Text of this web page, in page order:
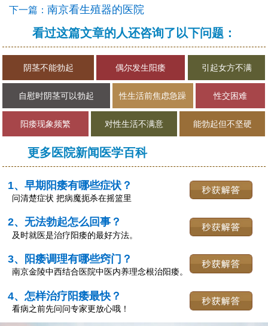
下一篇： 南京看生殖器的医院
看过这篇文章的人还咨询了以下问题：
阴茎不能勃起 偶尔发生阳痿 引起女方不满
自慰时阴茎可以勃起 性生活前焦虑急躁 性交困难
阳痿现象频繁 对性生活不满意 能勃起但不坚硬
更多医院新闻医学百科
1、早期阳痿有哪些症状？
问清楚症状 把病魔扼杀在摇篮里
2、无法勃起怎么回事？
及时就医是治疗阳痿的最好方法。
3、阳痿调理有哪些窍门？
南京金陵中西结合医院中医内养理念根治阳痿。
4、怎样治疗阳痿最快？
看病之前先问问专家更放心哦！